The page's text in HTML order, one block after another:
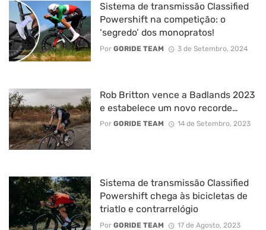
Sistema de transmissão Classified
Powershift na competição: o
‘segredo’ dos monopratos!
Por GORIDE TEAM 3 de Setembro, 2024
Rob Britton vence a Badlands 2023
e estabelece um novo recorde…
Por GORIDE TEAM 14 de Setembro, 2023
Sistema de transmissão Classified
Powershift chega às bicicletas de
triatlo e contrarrelógio
Por GORIDE TEAM 17 de Agosto, 2023